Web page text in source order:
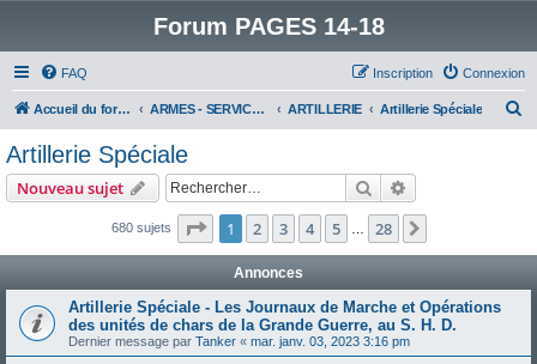
Forum PAGES 14-18
FAQ Connexion
Inscription
Accueil du forum ARMES - SERVICES - UNITES : historiques & discussions ARTILLERIE Artillerie Spéciale
Artillerie Spéciale
Nouveau sujet Rechercher
680 sujets Page 1sur28
1 2 3 4 5 28
Annonces
Artillerie Spéciale - Les Journaux de Marche et Opérations
des unités de chars de la Grande Guerre, au S. H. D.
Dernier message par Tanker « mar. janv. 03, 2023 3:16 pm